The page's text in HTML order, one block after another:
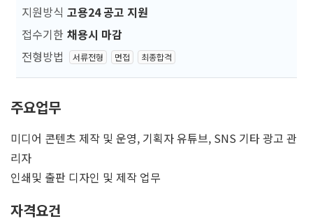
지원방식 고용24 공고 지원
접수기한 채용시 마감
전형방법
서류전형 면접 최종합격
주요업무
미디어 콘텐츠 제작 및 운영, 기획자 유튜브, SNS 기타 광고 관
리자
인쇄및 출판 디자인 및 제작 업무
자격요건